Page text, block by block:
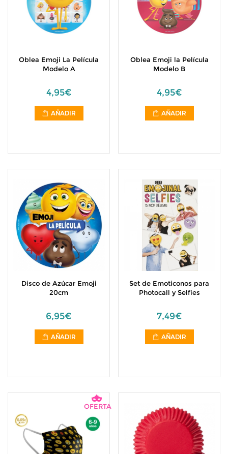
Oblea Emoji La Película
Modelo A
4,95€
AÑADIR
Oblea Emoji la Película
Modelo B
4,95€
AÑADIR
Disco de Azúcar Emoji
20cm
6,95€
AÑADIR
Set de Emoticonos para
Photocall y Selfies
7,49€
AÑADIR
OFERTA